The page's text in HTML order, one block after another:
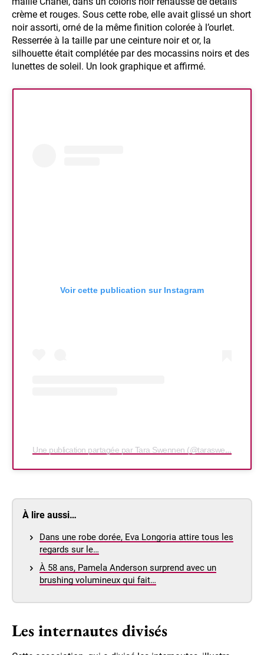
crème et rouges. Sous cette robe, elle avait glissé un short
noir assorti, orné de la même finition colorée à l’ourlet.
Resserrée à la taille par une ceinture noir et or, la
silhouette était complétée par des mocassins noirs et des
lunettes de soleil. Un look graphique et affirmé.
Voir cette publication sur Instagram
Une publication partagée par Tara Swennen (@taraswennen)
À lire aussi…
Dans une robe dorée, Eva Longoria attire tous les
regards sur le…
À 58 ans, Pamela Anderson surprend avec un
brushing volumineux qui fait…
Les internautes divisés